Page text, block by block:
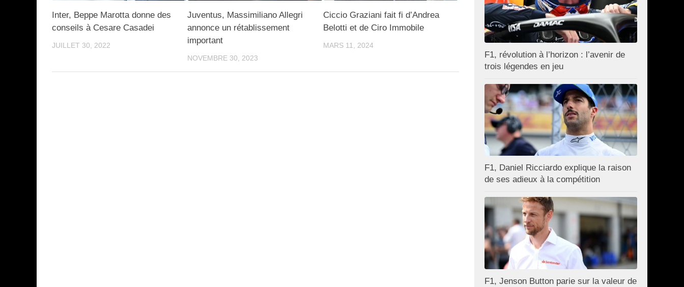
Inter, Beppe Marotta donne des
conseils à Cesare Casadei
JUILLET 30, 2022
Juventus, Massimiliano Allegri
annonce un rétablissement
important
NOVEMBRE 30, 2023
Ciccio Graziani fait fi d’Andrea
Belotti et de Ciro Immobile
MARS 11, 2024
F1, révolution à l’horizon : l’avenir de
trois légendes en jeu
F1, Daniel Ricciardo explique la raison
de ses adieux à la compétition
F1, Jenson Button parie sur la valeur de